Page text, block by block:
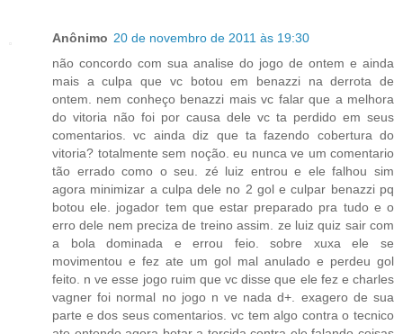
Anônimo 20 de novembro de 2011 às 19:30
não concordo com sua analise do jogo de ontem e ainda
mais a culpa que vc botou em benazzi na derrota de
ontem. nem conheço benazzi mais vc falar que a melhora
do vitoria não foi por causa dele vc ta perdido em seus
comentarios. vc ainda diz que ta fazendo cobertura do
vitoria? totalmente sem noção. eu nunca ve um comentario
tão errado como o seu. zé luiz entrou e ele falhou sim
agora minimizar a culpa dele no 2 gol e culpar benazzi pq
botou ele. jogador tem que estar preparado pra tudo e o
erro dele nem preciza de treino assim. ze luiz quiz sair com
a bola dominada e errou feio. sobre xuxa ele se
movimentou e fez ate um gol mal anulado e perdeu gol
feito. n ve esse jogo ruim que vc disse que ele fez e charles
vagner foi normal no jogo n ve nada d+. exagero de sua
parte e dos seus comentarios. vc tem algo contra o tecnico